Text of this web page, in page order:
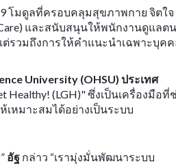
โมดูลที่ครอบคลุมสุขภาพกาย จิตใจ
และสนับสนุนให้พนักงานดูแลตน
รวมถึงการให้คำแนะนำเฉพาะบุค
University (OHSU) ประเทศ
(LGH)" ซึ่งเป็นเครื่องมือที่
หมาะสมได้อย่างเป็นระบบ
อัฐ กล่าว “เรามุ่งมั่นพัฒนาระบบ